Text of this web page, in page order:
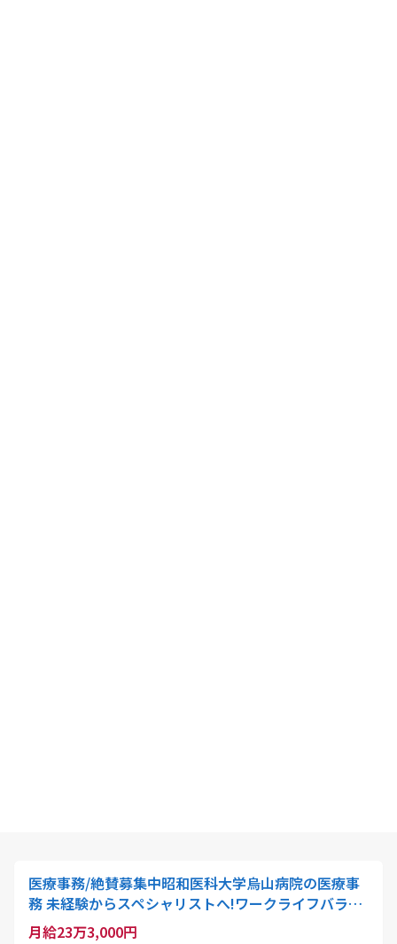
医療事務/絶賛募集中昭和医科大学烏山病院の医療事
務 未経験からスペシャリストへ!ワークライフバラン
スも/月給233000円
月給23万3,000円